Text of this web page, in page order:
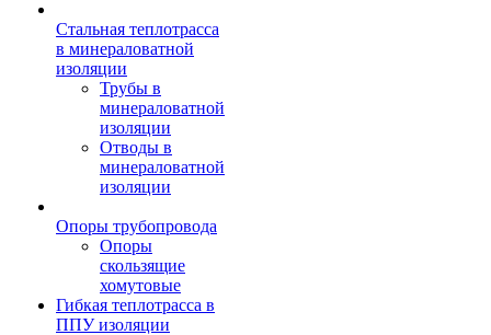
Стальная теплотрасса
в минераловатной
изоляции
Трубы в
минераловатной
изоляции
Отводы в
минераловатной
изоляции
Опоры трубопровода
Опоры
скользящие
хомутовые
Гибкая теплотрасса в
ППУ изоляции